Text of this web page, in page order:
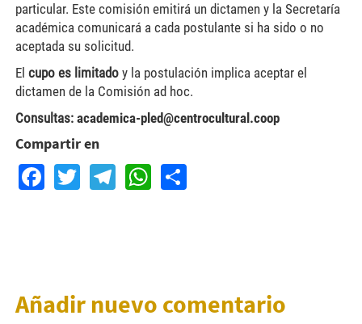
particular. Este comisión emitirá un dictamen y la Secretaría
académica comunicará a cada postulante si ha sido o no
aceptada su solicitud.
El cupo es limitadoy la postulación implica aceptar el
dictamen de la Comisión ad hoc.
Consultas: academica-pled@centrocultural.coop
Compartir en
Facebook
TwitterTelegram
WhatsApp
Share
Añadir nuevo comentario